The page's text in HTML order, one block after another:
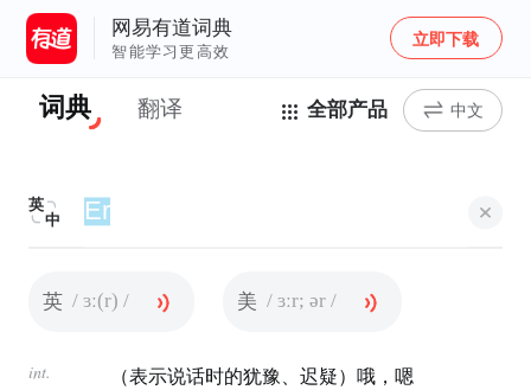
网易有道词典
智能学习更高效
立即下载
词典 翻译 全部产品 中文
英
中
英 / ɜː(r) / 美 / ɜːr; ər /
int. （表示说话时的犹豫、迟疑）哦，嗯